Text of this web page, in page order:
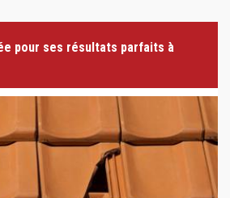
pour ses résultats parfaits à